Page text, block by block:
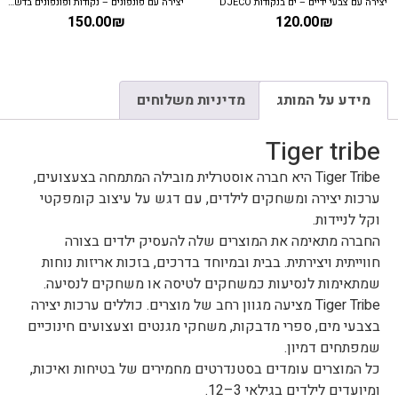
120.00₪
150.00₪
מידע על המותג מדיניות משלוחים
Tiger tribe
Tiger Tribe היא חברה אוסטרלית מובילה המתמחה בצעצועים,
ערכות יצירה ומשחקים לילדים, עם דגש על עיצוב קומפקטי
וקל לניידות.
החברה מתאימה את המוצרים שלה להעסיק ילדים בצורה
חווייתית ויצירתית. בבית ובמיוחד בדרכים, בזכות אריזות נוחות
שמתאימות לנסיעות כמשחקים לטיסה או משחקים לנסיעה.
Tiger Tribe מציעה מגוון רחב של מוצרים. כוללים ערכות יצירה
בצבעי מים, ספרי מדבקות, משחקי מגנטים וצעצועים חינוכיים
שמפתחים דמיון.
כל המוצרים עומדים בסטנדרטים מחמירים של בטיחות ואיכות,
ומיועדים לילדים בגילאי 3–12.